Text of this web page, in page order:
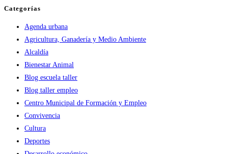
Categorías
Agenda urbana
Agricultura, Ganadería y Medio Ambiente
Alcaldía
Bienestar Animal
Blog escuela taller
Blog taller empleo
Centro Municipal de Formación y Empleo
Convivencia
Cultura
Deportes